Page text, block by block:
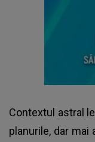
Contextul astral
planurile, dar